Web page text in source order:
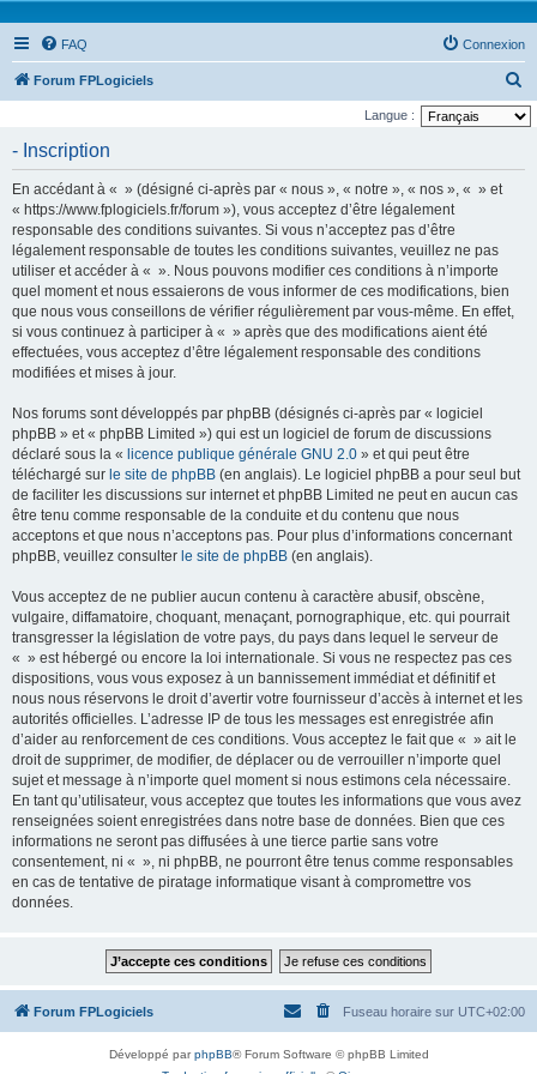
FAQ Connexion
Forum FPLogiciels
e
Langue :
- Inscription
En accédant à « » (désigné ci-après par « nous », « notre », « nos », « » et
« https://www.fplogiciels.fr/forum »), vous acceptez d’être légalement
responsable des conditions suivantes. Si vous n’acceptez pas d’être
légalement responsable de toutes les conditions suivantes, veuillez ne pas
utiliser et accéder à « ». Nous pouvons modifier ces conditions à n’importe
quel moment et nous essaierons de vous informer de ces modifications, bien
que nous vous conseillons de vérifier régulièrement par vous-même. En effet,
si vous continuez à participer à « » après que des modifications aient été
effectuées, vous acceptez d’être légalement responsable des conditions
modifiées et mises à jour.
Nos forums sont développés par phpBB (désignés ci-après par « logiciel
phpBB » et « phpBB Limited ») qui est un logiciel de forum de discussions
déclaré sous la « licence publique générale GNU 2.0 » et qui peut être
téléchargé sur le site de phpBB (en anglais). Le logiciel phpBB a pour seul but
de faciliter les discussions sur internet et phpBB Limited ne peut en aucun cas
être tenu comme responsable de la conduite et du contenu que nous
acceptons et que nous n’acceptons pas. Pour plus d’informations concernant
phpBB, veuillez consulter le site de phpBB (en anglais).
Vous acceptez de ne publier aucun contenu à caractère abusif, obscène,
vulgaire, diffamatoire, choquant, menaçant, pornographique, etc. qui pourrait
transgresser la législation de votre pays, du pays dans lequel le serveur de
« » est hébergé ou encore la loi internationale. Si vous ne respectez pas ces
dispositions, vous vous exposez à un bannissement immédiat et définitif et
nous nous réservons le droit d’avertir votre fournisseur d’accès à internet et les
autorités officielles. L’adresse IP de tous les messages est enregistrée afin
d’aider au renforcement de ces conditions. Vous acceptez le fait que « » ait le
droit de supprimer, de modifier, de déplacer ou de verrouiller n’importe quel
sujet et message à n’importe quel moment si nous estimons cela nécessaire.
En tant qu’utilisateur, vous acceptez que toutes les informations que vous avez
renseignées soient enregistrées dans notre base de données. Bien que ces
informations ne seront pas diffusées à une tierce partie sans votre
consentement, ni « », ni phpBB, ne pourront être tenus comme responsables
en cas de tentative de piratage informatique visant à compromettre vos
données.
Forum FPLogiciels Fuseau horaire sur UTC+02:00
Développé parphpBB® Forum Software © phpBB Limited